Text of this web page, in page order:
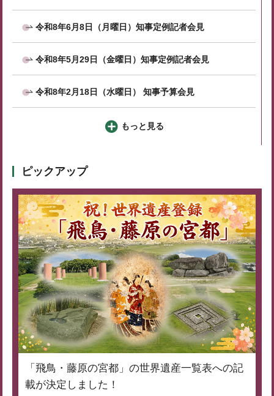
令和8年6月8日（月曜日）知事定例記者会見
令和8年5月29日（金曜日）知事定例記者会見
令和8年2月18日（水曜日） 知事予算会見
もっと見る
ピックアップ
「飛鳥・藤原の宮都」の世界遺産一覧表への記
載が決定しました！